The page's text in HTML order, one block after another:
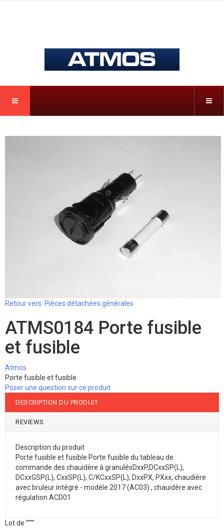
Retour vers: Pièces détachées générales
ATMS0184 Porte fusible
et fusible
Atmos
Porte fusible et fusible
Poser une question sur ce produit
DESCRIPTION DU PRODUIT
REVIEWS
Description du produit
Porte fusible et fusible Porte fusible du tableau de
commande des chauidère à granulésDxxP,DCxxSP(L),
DCxxGSP(L), CxxSP(L), C/KCxxSP(L), DxxPX, PXxx, chaudière
avec bruleur intégré - modèle 2017 (AC03) , chauidère avec
régulation ACD01
Lot de """"